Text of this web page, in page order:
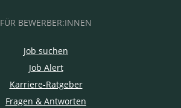
FÜR BEWERBER:INNEN
Job suchen
Job Alert
Karriere-Ratgeber
Fragen & Antworten